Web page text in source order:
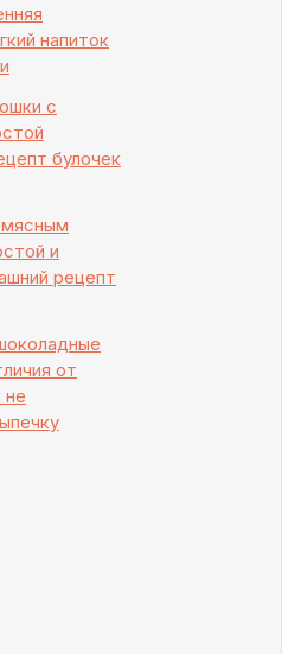
напиток
с
булочек
мясным
и
рецепт
от
не